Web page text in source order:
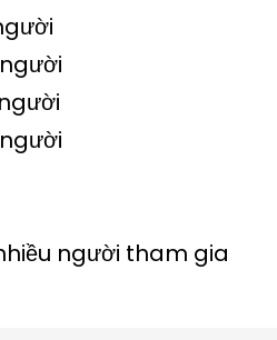
người tham gia